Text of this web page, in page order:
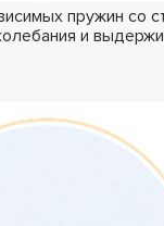
пружин со
и